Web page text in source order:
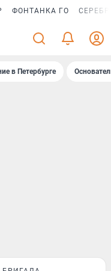
ФОНТАНКА ГО
в Петербурге